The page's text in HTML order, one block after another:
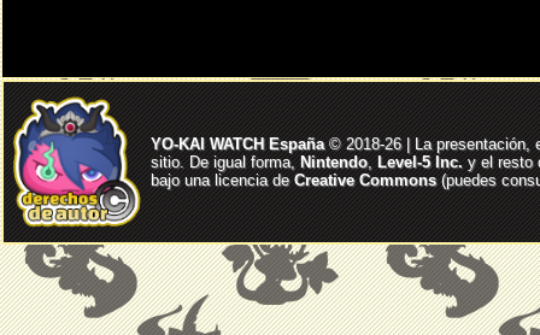
YO-KAI WATCH España© 2018-26 | La presentación,
sitio. De igual forma, Nintendo, Level-5 Inc. y el resto
bajo una licencia deCreative Commons(puedes